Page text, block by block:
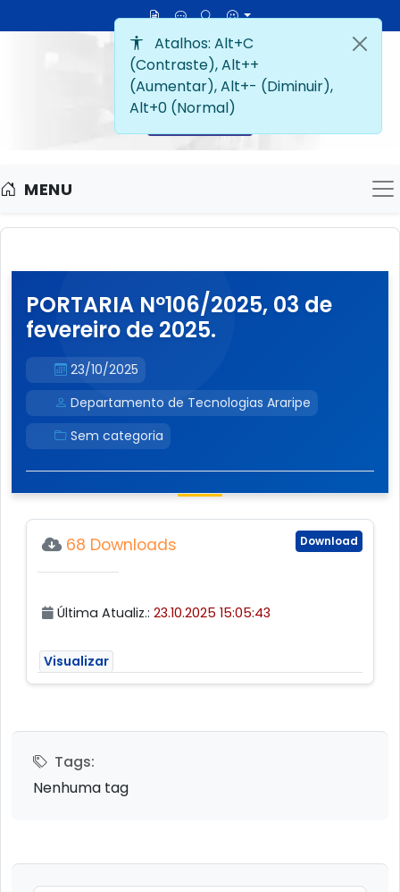
MENU
PORTARIA Nº106/2025, 03 de
fevereiro de 2025.
23/10/2025
Departamento de Tecnologias Araripe
Sem categoria
Download
68 Downloads
Última Atualiz.: 23.10.2025 15:05:43
Visualizar
Tags:
Nenhuma tag
Atalhos: Alt+C
(Contraste), Alt++
(Aumentar), Alt+- (Diminuir),
Alt+0 (Normal)